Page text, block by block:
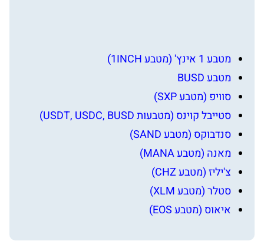
מטבע 1 אינץ' (מטבע 1INCH)
מטבע BUSD
סוויפ (מטבע SXP)
סטייבל קוינס (מטבעות USDT, USDC, BUSD)
סנדבוקס (מטבע SAND)
מאנה (מטבע MANA)
צ'יליז (מטבע CHZ)
סטלר (מטבע XLM)
איאוס (מטבע EOS)